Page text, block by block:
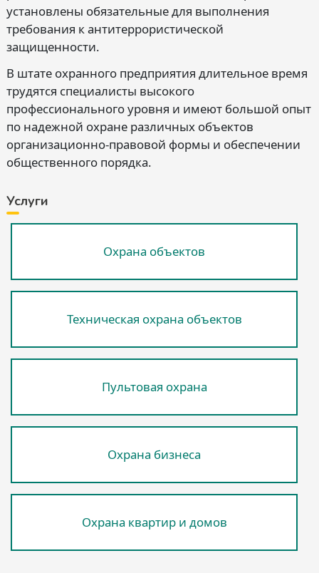
установлены обязательные для выполнения
требования к антитеррористической
защищенности.
В штате охранного предприятия длительное время
трудятся специалисты высокого
профессионального уровня и имеют большой опыт
по надежной охране различных объектов
организационно-правовой формы и обеспечении
общественного порядка.
Услуги
Охрана объектов
Техническая охрана объектов
Пультовая охрана
Охрана бизнеса
Охрана квартир и домов